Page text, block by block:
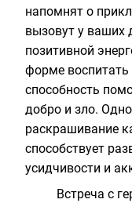
напомнят о
вызовут у ваших
позитивной
форме
способность
добро и зло.
раскрашивание
способствует
усидчивости и
Встреча с